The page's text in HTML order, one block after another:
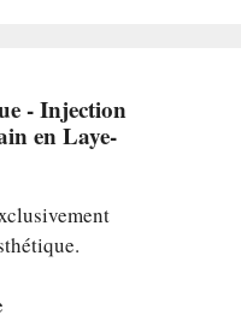
- Injection
en Laye-